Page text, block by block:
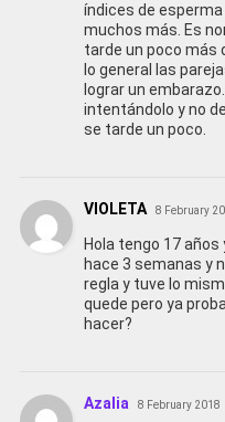
índices de
muchos más. Es
tarde un poco más
lo general las
lograr un
intentándolo y no
se tarde un poco.
VIOLETA 8 February
Hola tengo 17
hace 3 semanas y
regla y tuve lo
quede pero ya
hacer?
Azalia 8 February 2018